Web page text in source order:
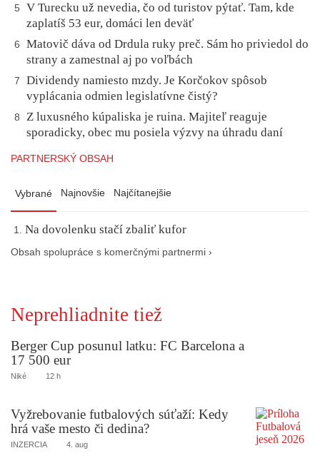
5
V Turecku už nevedia, čo od turistov pýtať. Tam, kde
zaplatíš 53 eur, domáci len deväť
6
Matovič dáva od Drdula ruky preč. Sám ho priviedol do
strany a zamestnal aj po voľbách
7
Dividendy namiesto mzdy. Je Korčokov spôsob
vyplácania odmien legislatívne čistý?
8
Z luxusného kúpaliska je ruina. Majiteľ reaguje
sporadicky, obec mu posiela výzvy na úhradu daní
PARTNERSKÝ OBSAH
Vybrané Najnovšie Najčítanejšie
Na dovolenku stačí zbaliť kufor
Obsah spolupráce s komerčnými partnermi ›
Neprehliadnite tiež
Berger Cup posunul latku: FC Barcelona a
17 500 eur
Niké 12 h
Vyžrebovanie futbalových súťaží: Kedy
hrá vaše mesto či dedina?
INZERCIA 4. aug